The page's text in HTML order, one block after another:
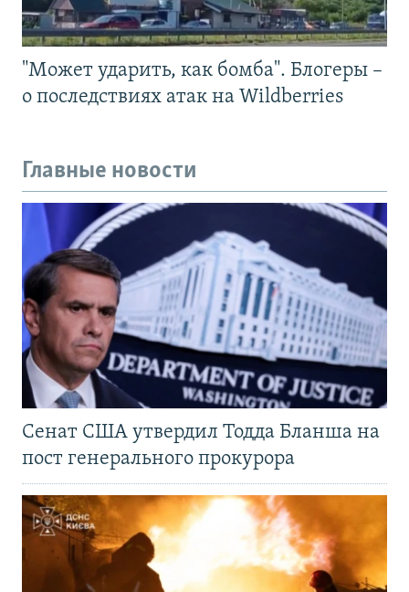
"Может ударить, как бомба". Блогеры –
о последствиях атак на Wildberries
Главные новости
Сенат США утвердил Тодда Бланша на
пост генерального прокурора